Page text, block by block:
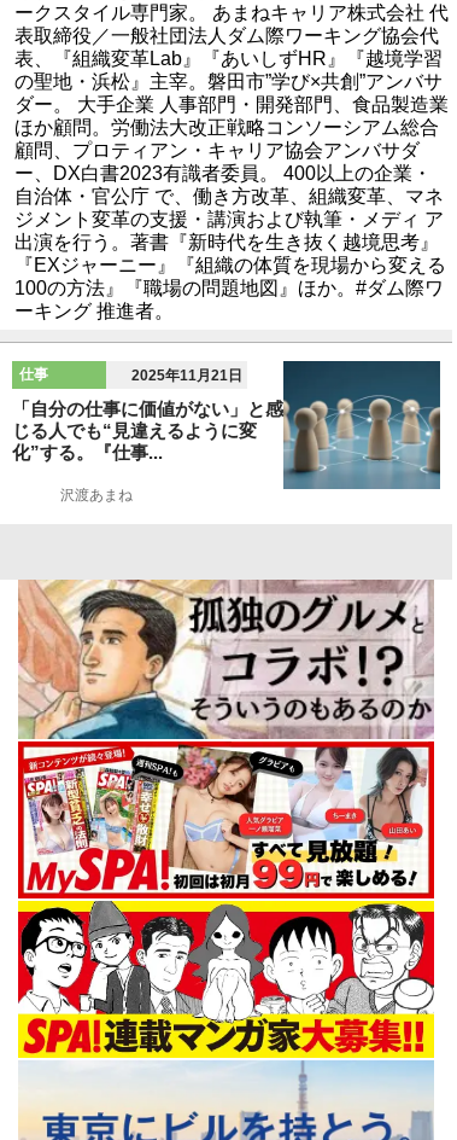
ークスタイル専門家。 あまねキャリア株式会社 代
表取締役／一般社団法人ダム際ワーキング協会代
表、『組織変革Lab』『あいしずHR』『越境学習
の聖地・浜松』主宰。磐田市”学び×共創”アンバサ
ダー。 大手企業 人事部門・開発部門、食品製造業
ほか顧問。労働法大改正戦略コンソーシアム総合
顧問、プロティアン・キャリア協会アンバサダ
ー、DX白書2023有識者委員。 400以上の企業・
自治体・官公庁 で、働き方改革、組織変革、マネ
ジメント変革の支援・講演および執筆・メディ ア
出演を行う。著書『新時代を生き抜く越境思考』
『EXジャーニー』『組織の体質を現場から変える
100の方法』『職場の問題地図』ほか。#ダム際ワ
ーキング 推進者。
仕事 2025年11月21日
「自分の仕事に価値がない」と感
じる人でも“見違えるように変
化”する。『仕事...
沢渡あまね